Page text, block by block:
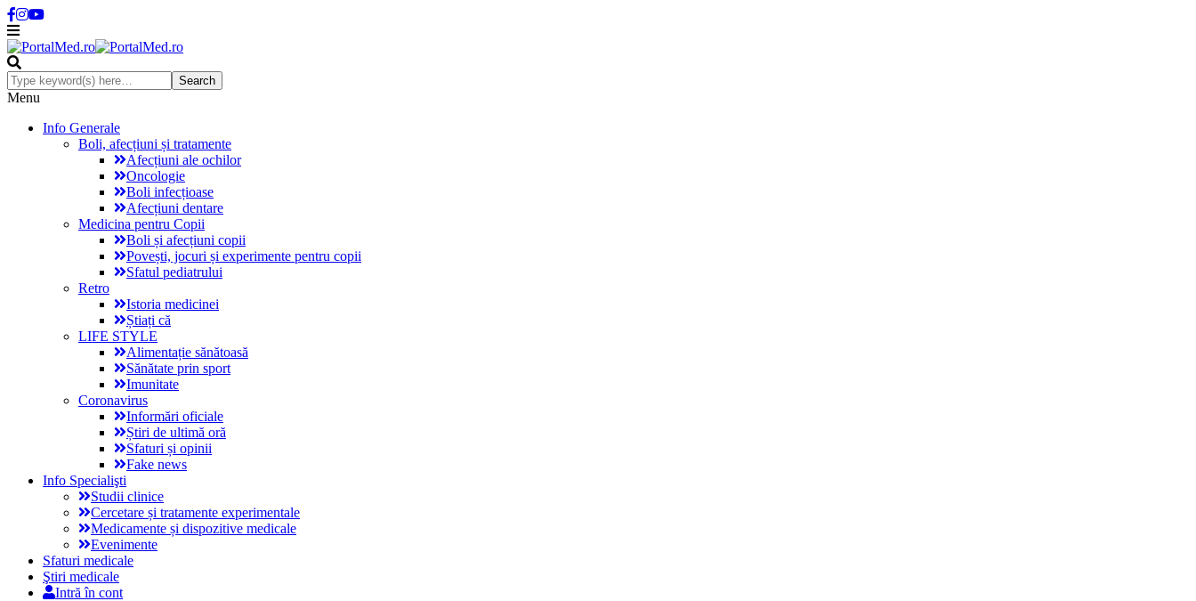
Menu
Info Generale
Boli, afecțiuni și tratamente
Afecțiuni ale ochilor
Oncologie
Boli infecțioase
Afecțiuni dentare
Medicina pentru Copii
Boli și afecțiuni copii
Povești, jocuri și experimente pentru copii
Sfatul pediatrului
Retro
Istoria medicinei
Știați că
LIFE STYLE
Alimentație sănătoasă
Sănătate prin sport
Imunitate
Coronavirus
Informări oficiale
Știri de ultimă oră
Sfaturi și opinii
Fake news
Info Specialişti
Studii clinice
Cercetare și tratamente experimentale
Medicamente și dispozitive medicale
Evenimente
Sfaturi medicale
Ştiri medicale
Intră în cont